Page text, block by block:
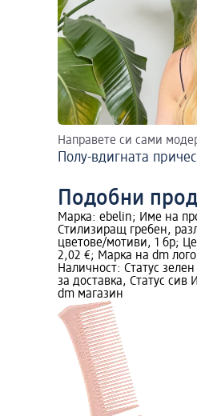
Направете си сами
Полу-вдигната
Подобни
Марка: ebelin; Име на
Стилизиращ гребен,
цветове/мотиви, 1 бр;
2,02 €; Марка на dm
Наличност: Статус
за доставка, Статус сив
dm магазин